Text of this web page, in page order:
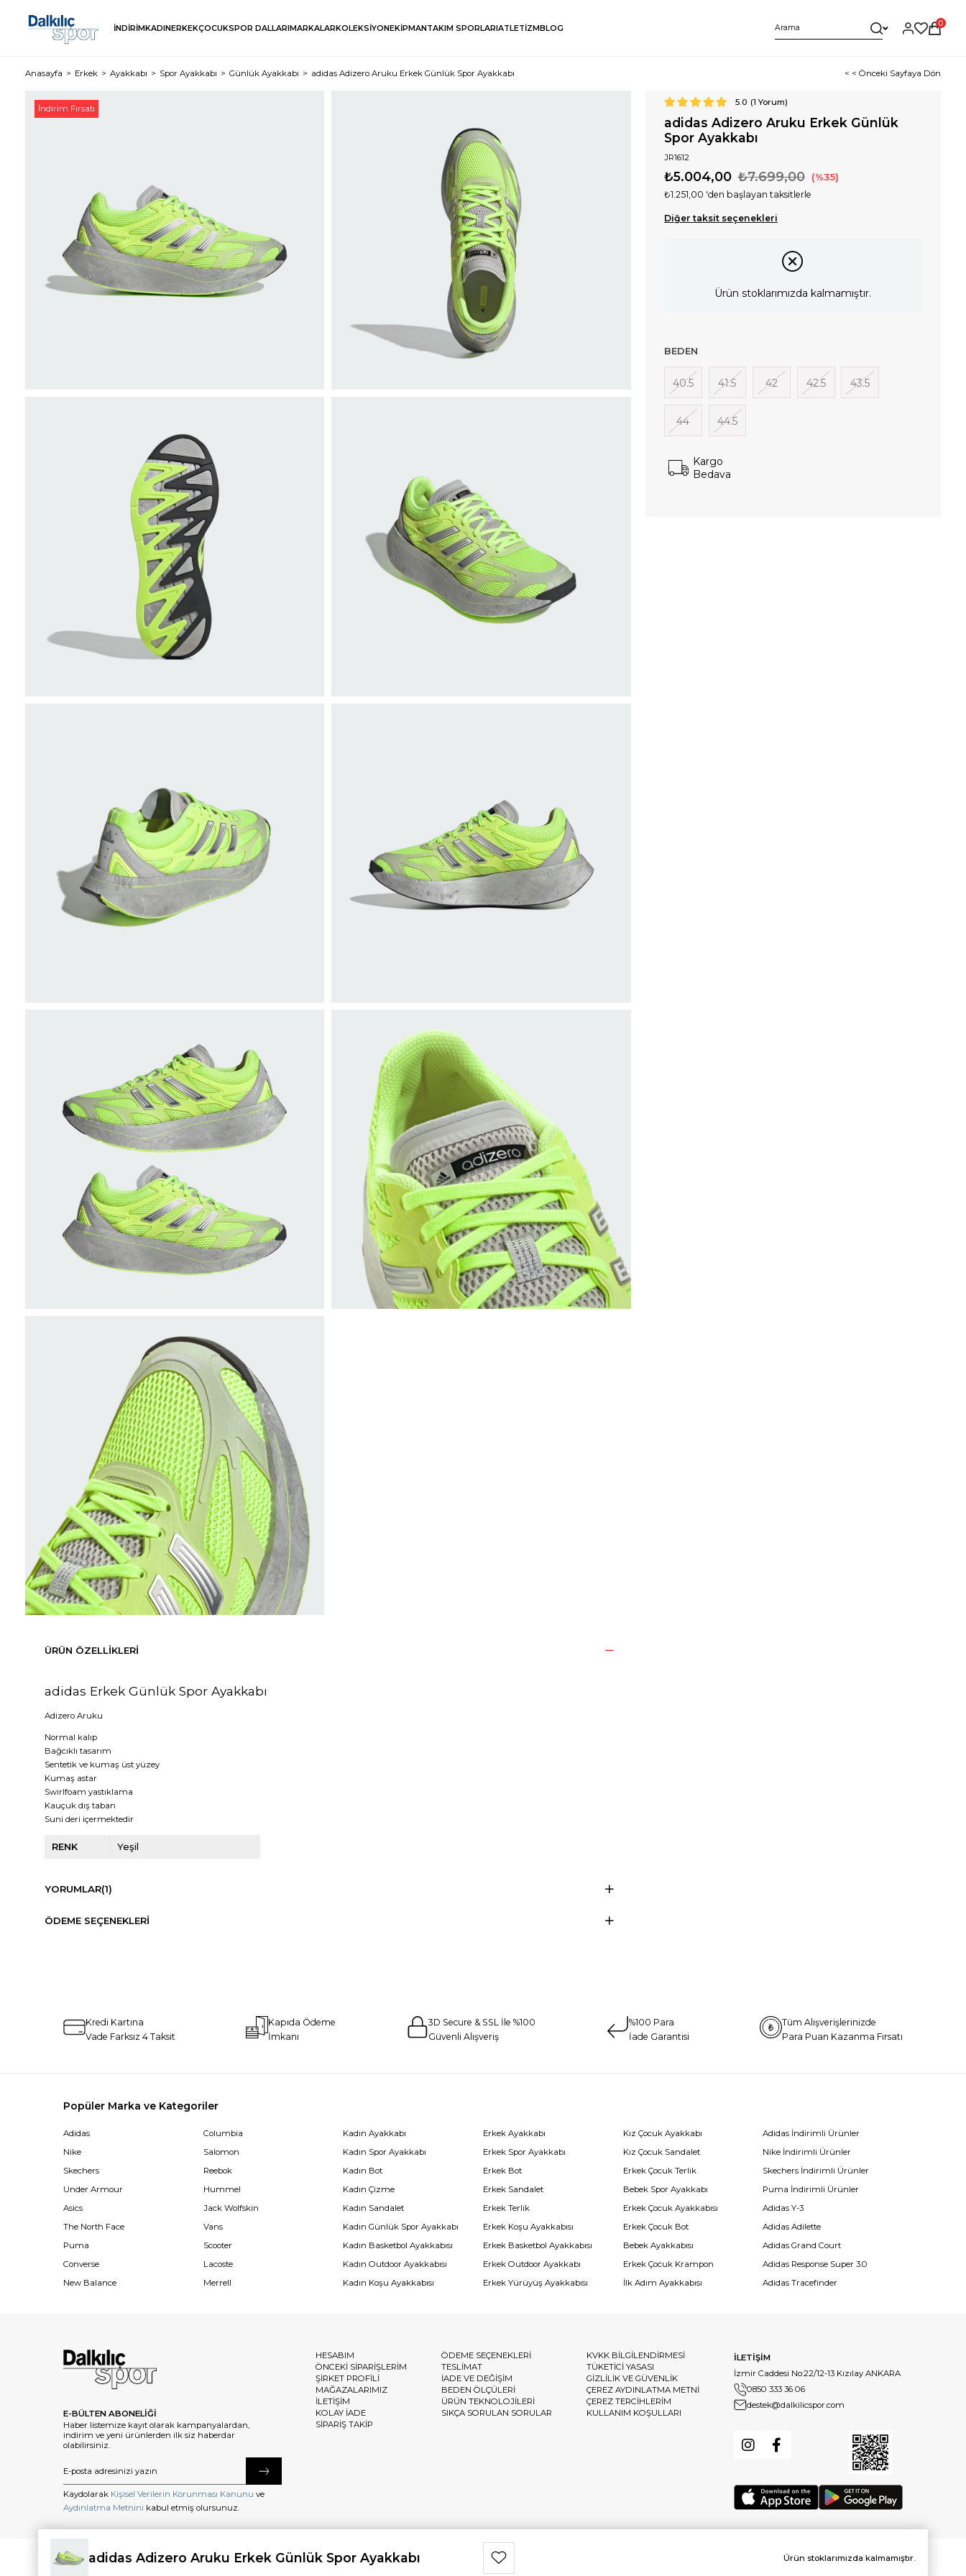
İNDİRİMKADINERKEKÇOCUKSPOR DALLARIMARKALARKOLEKSİYONEKİPMANTAKIM SPORLARIATLETİZMBLOG
0
Anasayfa Erkek Ayakkabı Spor Ayakkabı Günlük Ayakkabı adidas Adizero Aruku Erkek Günlük Spor Ayakkabı < < Önceki Sayfaya Dön
İndirim Fırsatı
5.0 (1 Yorum)
adidas Adizero Aruku Erkek Günlük
Spor Ayakkabı
JR1612
₺7.699,00
₺5.004,00 35
₺1.251,00 'den başlayan taksitlerle
Diğer taksit seçenekleri
Ürün stoklarımızda kalmamıştır.
BEDEN
40.5 41.5 42 42.5 43.5
44 44.5
Kargo
Bedava
ÜRÜN ÖZELLIKLERI
adidas Erkek Günlük Spor Ayakkabı
Adizero Aruku
Normal kalıp
Bağcıklı tasarım
Sentetik ve kumaş üst yüzey
Kumaş astar
Swirlfoam yastıklama
Kauçuk dış taban
Suni deri içermektedir
RENK Yeşil
YORUMLAR(1)
ÖDEME SEÇENEKLERI
Kredi Kartına
Vade Farksız 4 Taksit
Kapıda Ödeme
İmkanı
3D Secure & SSL İle %100
Güvenli Alışveriş
%100 Para
İade Garantisi
Tüm Alışverişlerinizde
Para Puan Kazanma Fırsatı
Popüler Marka ve Kategoriler
Adidas
Nike
Skechers
Under Armour
Asics
The North Face
Puma
Converse
New Balance
Columbia
Salomon
Reebok
Hummel
Jack Wolfskin
Vans
Scooter
Lacoste
Merrell
Kadın Ayakkabı
Kadın Spor Ayakkabı
Kadın Bot
Kadın Çizme
Kadın Sandalet
Kadın Günlük Spor Ayakkabı
Kadın Basketbol Ayakkabısı
Kadın Outdoor Ayakkabısı
Kadın Koşu Ayakkabısı
Erkek Ayakkabı
Erkek Spor Ayakkabı
Erkek Bot
Erkek Sandalet
Erkek Terlik
Erkek Koşu Ayakkabısı
Erkek Basketbol Ayakkabısı
Erkek Outdoor Ayakkabı
Erkek Yürüyüş Ayakkabısı
Kız Çocuk Ayakkabı
Kız Çocuk Sandalet
Erkek Çocuk Terlik
Bebek Spor Ayakkabı
Erkek Çocuk Ayakkabısı
Erkek Çocuk Bot
Bebek Ayakkabısı
Erkek Çocuk Krampon
İlk Adım Ayakkabısı
Adidas İndirimli Ürünler
Nike İndirimli Ürünler
Skechers İndirimli Ürünler
Puma İndirimli Ürünler
Adidas Y-3
Adidas Adilette
Adidas Grand Court
Adidas Response Super 3.0
Adidas Tracefinder
E-BÜLTEN ABONELİĞİ
Haber listemize kayıt olarak kampanyalardan,
indirim ve yeni ürünlerden ilk siz haberdar
olabilirsiniz.
Kaydolarak Kişisel Verilerin Korunması Kanunu ve
Aydınlatma Metnini kabul etmiş olursunuz.
HESABIM
ÖNCEKİ SİPARİŞLERİM
ŞİRKET PROFİLİ
MAĞAZALARIMIZ
İLETİŞİM
KOLAY İADE
SİPARİŞ TAKİP
ÖDEME SEÇENEKLERİ
TESLİMAT
İADE VE DEĞİŞİM
BEDEN ÖLÇÜLERİ
ÜRÜN TEKNOLOJİLERİ
SIKÇA SORULAN SORULAR
KVKK BİLGİLENDİRMESİ
TÜKETİCİ YASASI
GİZLİLİK VE GÜVENLİK
ÇEREZ AYDINLATMA METNİ
ÇEREZ TERCİHLERİM
KULLANIM KOŞULLARI
İLETİŞİM
İzmir Caddesi No:22/12-13 Kızılay ANKARA
0850 333 36 06
destek@dalkilicspor.com
©2025 dalkilicspor.com.tr. Tüm Hakları Saklıdır.
adidas Adizero Aruku Erkek Günlük Spor Ayakkabı Ürün stoklarımızda kalmamıştır.